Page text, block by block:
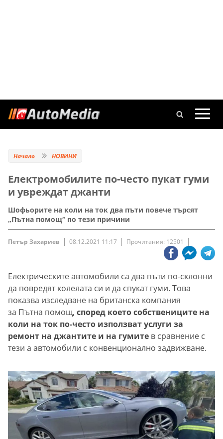
Начало НОВИНИ
Електромобилите по-често пукат гуми
и увреждат джанти
Шофьорите на коли на ток два пъти повече търсят
„Пътна помощ“ по тези причини
Петър Захариев 08.12.2021 11:17 Прочитания: 12501
Електрическите автомобили са два пъти по-склонни
да повредят колелата си и да спукат гуми. Това
показва изследване на британска компания
за Пътна помощ, според което собствениците на
коли на ток по-често използват услуги за
ремонт на джантите и на гумите в сравнение с
тези а автомобили с конвенционално задвижване.